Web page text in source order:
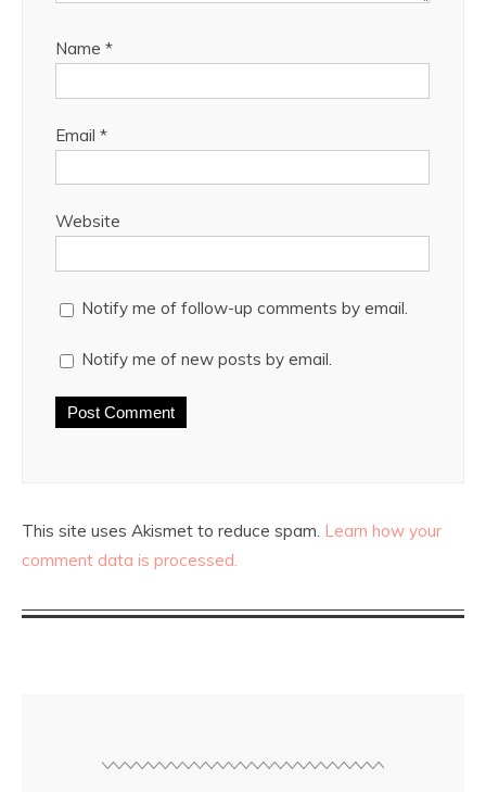
Name *
Email *
Website
Notify me of follow-up comments by email.
Notify me of new posts by email.
This site uses Akismet to reduce spam. Learn how your
comment data is processed.